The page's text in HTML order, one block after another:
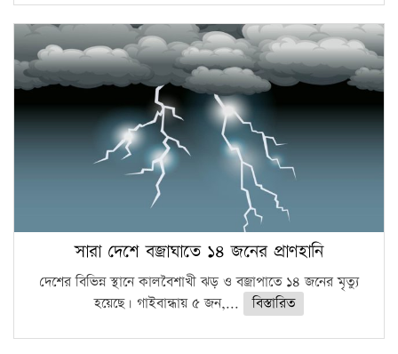
সারা দেশে বজ্রাঘাতে ১৪ জনের প্রাণহানি
দেশের বিভিন্ন স্থানে কালবৈশাখী ঝড় ও বজ্রাপাতে ১৪ জনের মৃত্যু
হয়েছে। গাইবান্ধায় ৫ জন,...
বিস্তারিত